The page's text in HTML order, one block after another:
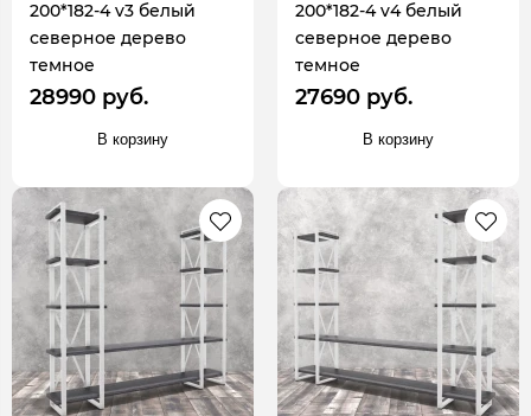
200*182-4 v3 белый
северное дерево
темное
28990 руб.
В корзину
200*182-4 v4 белый
северное дерево
темное
27690 руб.
В корзину